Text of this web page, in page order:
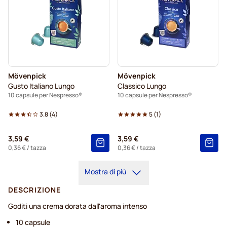
Mövenpick
Gusto Italiano Lungo
10 capsule per Nespresso®
3.8(4)
3,59 €
0,36 €/ tazza
Mövenpick
Classico Lungo
10 capsule per Nespresso®
5(1)
3,59 €
0,36 €/ tazza
Mostra di più
DESCRIZIONE
Goditi una crema dorata dall'aroma intenso
10 capsule